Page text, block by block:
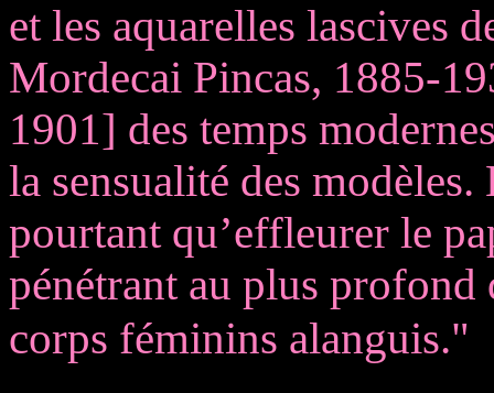
et les aquarelles lascives
Mordecai Pincas, 1885-
1901] des temps
la sensualité des
pourtant qu’effleurer le
pénétrant au plus profond
corps féminins alanguis."